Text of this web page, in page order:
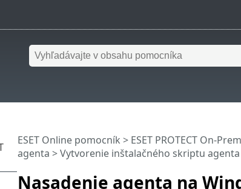
Nasadenie agenta na
ESET Online pomocník > ESET PROTECT On-Prem
agenta >Vytvorenie inštalačného skriptu